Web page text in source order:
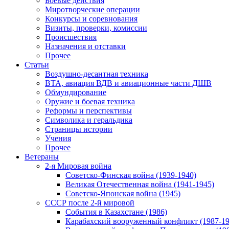
Миротворческие операции
Конкурсы и соревнования
Визиты, проверки, комиссии
Происшествия
Назначения и отставки
Прочее
Статьи
Воздушно-десантная техника
ВТА, авиация ВДВ и авиационные части ДШВ
Обмундирование
Оружие и боевая техника
Реформы и перспективы
Символика и геральдика
Страницы истории
Учения
Прочее
Ветераны
2-я Мировая война
Советско-Финская война (1939-1940)
Великая Отечественная война (1941-1945)
Советско-Японская война (1945)
СССР после 2-й мировой
События в Казахстане (1986)
Карабахский вооруженный конфликт (1987-